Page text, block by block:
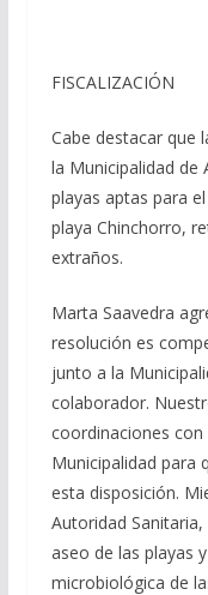
FISCALIZACIÓN
Cabe destacar que
la Municipalidad de
playas aptas para
playa Chinchorro,
extraños.
Marta Saavedra
resolución es
junto a la
colaborador.
coordinaciones
Municipalidad para
esta disposición.
Autoridad
aseo de las playas
microbiológica de